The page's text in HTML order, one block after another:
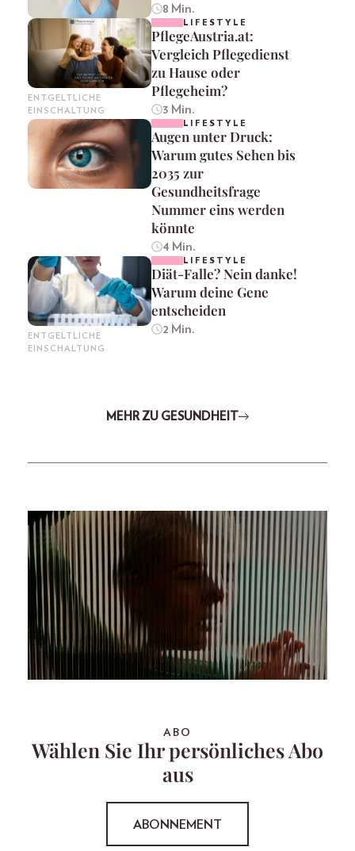
8 Min.
ENTGELTLICHE
EINSCHALTUNG
LIFESTYLE
PflegeAustria.at:
Vergleich Pflegedienst
zu Hause oder
Pflegeheim?
3 Min.
LIFESTYLE
Augen unter Druck:
Warum gutes Sehen bis
2035 zur
Gesundheitsfrage
Nummer eins werden
könnte
4 Min.
ENTGELTLICHE
EINSCHALTUNG
LIFESTYLE
Diät-Falle? Nein danke!
Warum deine Gene
entscheiden
2 Min.
MEHR ZU GESUNDHEIT
ABO
Wählen Sie Ihr persönliches Abo
aus
ABONNEMENT